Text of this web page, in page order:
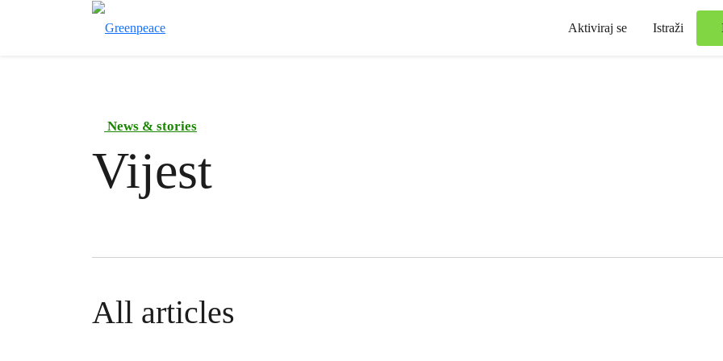
Aktiviraj se Istraži
News & stories
Vijest
All articles